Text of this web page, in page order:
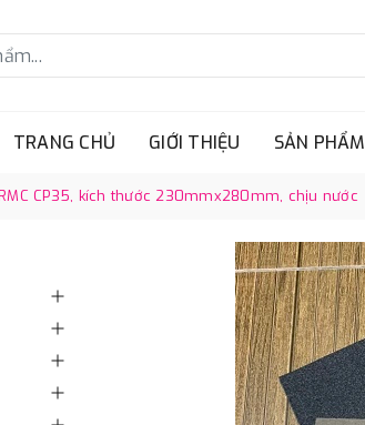
TRANG CHỦ GIỚI THIỆU SẢN PHẨM
CP35, kích thước 230mmx280mm, chịu nước